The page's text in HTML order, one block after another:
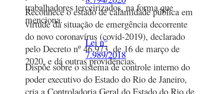
trabalhadores terceirizados, na forma que
menciona.
Reconhece o estado de calamidade pública em
virtude da situação de emergência decorrente
do novo coronavírus (covid-2019), declarado
pelo Decreto nº 46.973, de 16 de março de
2020, e dá outras providências.
Lei n°
7.989/2018
Dispõe sobre o sistema de controle interno do
poder executivo do Estado do Rio de Janeiro,
cria a Controladoria Geral do Estado do Rio de